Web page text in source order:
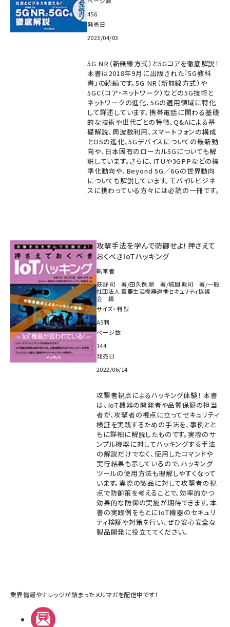
456
発売日
2023/04/03
5G NR（新無線方式）と5Gコアを徹底解説！
本書は2018年9月に出版された『5G教科
書』の続編です。5G NR（新無線方式）や
5GC（コア・ネットワーク）などの5G技術と
ネットワークの進化、5Gの適用領域に特化
して詳述しています。携帯電話に関わる基礎
的な技術や世代ごとの特徴、Q&Aによる基
礎解説、周波数利用、スマートフォンの構成
とOSの進化、5Gデバイスについての最新動
向や、日本固有のローカル5Gについても解
説しています。さらに、ITUや3GPPなどの標
準化動向や、Beyond 5G／6Gの世界動向
についても解説しています。モバイルビジネ
スに携わっている方々には必読の一冊です。
攻撃手法を学んで防御せよ! 押さえて
おくべきIoTハッキング
執筆者
荻野 司 著/田久保 順 著/城間 政司 著/一般
社団法人 重要生活機器連携セキュリティ協議
会 編
サイズ・判型
A5判
ページ数
144
発売日
2022/06/14
攻撃者視点によるハッキング体験！ 本書
は、IoT機器の開発者や品質保証の担当
者が、攻撃者の視点に立ってセキュリティ
検証を実践するための手法を、事例とと
もに詳細に解説したものです。実際のサ
ンプル機器に対してハッキングする手法
の解説だけでなく、使用したコマンドや
実行結果も示しているので、ハッキング
ツールの使用方法も理解しやすくなって
います。実際の製品に対して攻撃者の視
点で防御策を考えることで、効率的かつ
効果的な防御の実施が期待できます。本
書の実践例をもとにIoT機器のセキュリ
ティ検証や対策を行い、ぜひ安心安全な
製品開発に役立ててください。
業界情報やナレッジが詰まったメルマガを配信中です！